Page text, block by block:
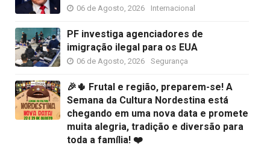
06 de Agosto, 2026 Internacional
PF investiga agenciadores de
imigração ilegal para os EUA
06 de Agosto, 2026 Segurança
🎉🌵 Frutal e região, preparem-se! A
Semana da Cultura Nordestina está
chegando em uma nova data e promete
muita alegria, tradição e diversão para
toda a família! ❤️